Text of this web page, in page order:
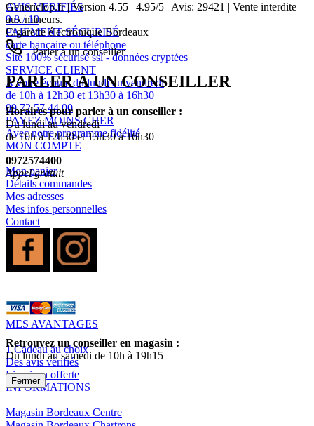
AVIS VERIFIÉS
9.8 / 10
PAIEMENT SÉCURISÉ
carte bancaire ou téléphone
Site 100% sécurisé ssl - données cryptées
SERVICE CLIENT
A votre écoute du lundi au vendredi
de 10h à 12h30 et 13h30 à 16h30
09 72 57 44 00
PAYEZ MOINS CHER
Avec notre programme fidélité
MON COMPTE
Mon panier
Détails commandes
Mes adresses
Mes infos personnelles
Contact
MES AVANTAGES
1 Cadeau au choix
Des avis vérifiés
Livraison offerte
INFORMATIONS
Magasin Bordeaux Centre
Genericlop.fr|Version 4.55 | 4.95/5 | Avis: 29421 | Vente interdite
aux mineurs.
Cigarette électronique Bordeaux
Parler à un conseiller
PARLER À UN CONSEILLER
Horaires pour parler à un conseiller :
Du lundi au vendredi
de 10h à 12h30 et 13h30 à 16h30
0972574400
Appel gratuit
Retrouvez un conseiller en magasin :
Du lundi au samedi de 10h à 19h15
Fermer